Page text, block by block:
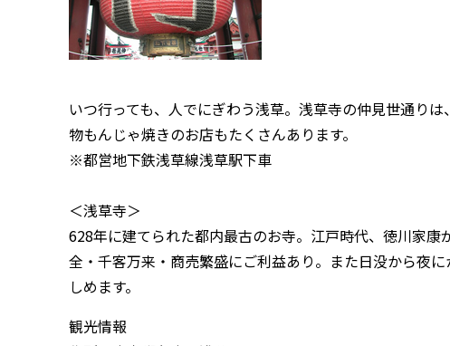
いつ行っても、人でにぎわう浅草。浅草寺の仲見世通り
物もんじゃ焼きのお店もたくさんあります。
※都営地下鉄浅草線浅草駅下車
＜浅草寺＞
628年に建てられた都内最古のお寺。江戸時代、徳川家
全・千客万来・商売繁盛にご利益あり。また日没から夜
しめます。
観光情報